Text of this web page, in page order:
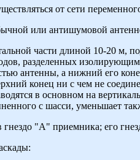
от сети
или антишумовой
части длиной 10-20 м,
разделенных
антенны, а нижний его
конец ни с чем не
в основном на
с шасси, уменьшает
"А" приемника; его